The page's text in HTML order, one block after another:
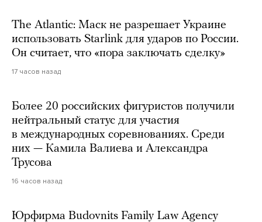
The Atlantic: Маск не разрешает Украине
использовать Starlink для ударов по России.
Он считает, что «пора заключать сделку»
17 часов назад
Более 20 российских фигуристов получили
нейтральный статус для участия
в международных соревнованиях. Среди
них — Камила Валиева и Александра
Трусова
16 часов назад
Юрфирма Budovnits Family Law Agency